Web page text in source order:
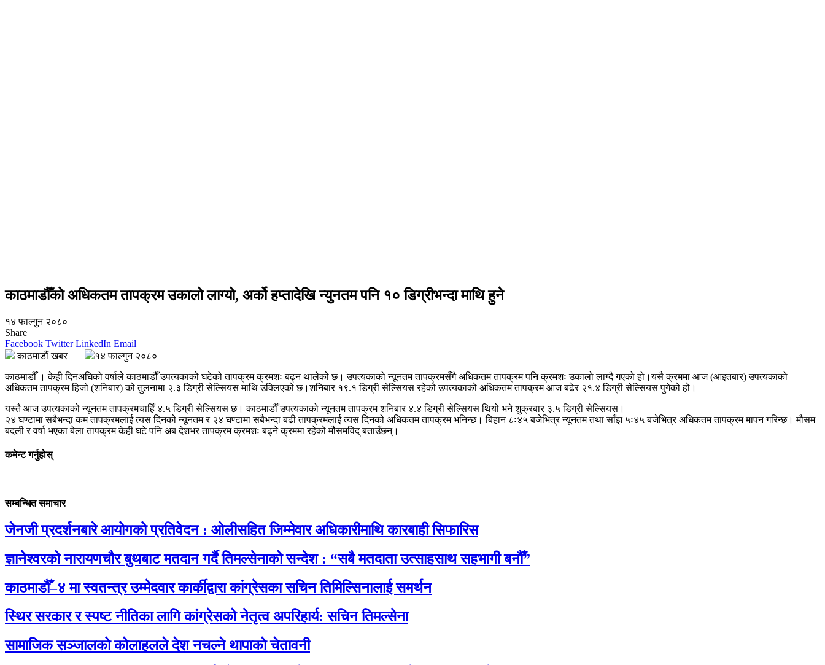
काठमाडौँको अधिकतम तापक्रम उकालो लाग्यो, अर्को हप्तादेखि न्युनतम पनि १० डिग्रीभन्दा माथि हुने
१४ फाल्गुन २०८०
Share
Facebook Twitter LinkedIn Email
काठमाडौं खबर
१४ फाल्गुन २०८०
काठमाडौँ । केही दिनअघिको वर्षाले काठमाडौँ उपत्यकाको घटेको तापक्रम क्रमशः बढ्न थालेको छ। उपत्यकाको न्यूनतम तापक्रमसँगै अधिकतम तापक्रम पनि क्रमशः उकालो लाग्दै गएको हो।यसै क्रममा आज (आइतबार) उपत्यकाको
अधिकतम तापक्रम हिजो (शनिबार) को तुलनामा २.३ डिग्री सेल्सियस माथि उक्लिएको छ।शनिबार १९.१ डिग्री सेल्सियस रहेको उपत्यकाको अधिकतम तापक्रम आज बढेर २१.४ डिग्री सेल्सियस पुगेको हो।
यस्तै आज उपत्यकाको न्यूनतम तापक्रमचाहिँ ४.५ डिग्री सेल्सियस छ। काठमाडौँ उपत्यकाको न्यूनतम तापक्रम शनिबार ४.४ डिग्री सेल्सियस थियो भने शुक्रबार ३.५ डिग्री सेल्सियस।
२४ घण्टामा सबैभन्दा कम तापक्रमलाई त्यस दिनको न्यूनतम र २४ घण्टामा सबैभन्दा बढी तापक्रमलाई त्यस दिनको अधिकतम तापक्रम भनिन्छ। बिहान ८ः४५ बजेभित्र न्यूनतम तथा साँझ ५ः४५ बजेभित्र अधिकतम तापक्रम मापन गरिन्छ। मौसम
बदली र वर्षा भएका बेला तापक्रम केही घटे पनि अब देशभर तापक्रम क्रमशः बढ्ने क्रममा रहेको मौसमविद् बताउँछन्।
कमेन्ट गर्नुहोस्
सम्बन्धित समाचार
जेनजी प्रदर्शनबारे आयोगको प्रतिवेदन : ओलीसहित जिम्मेवार अधिकारीमाथि कारबाही सिफारिस
ज्ञानेश्वरको नारायणचौर बुथबाट मतदान गर्दै तिमल्सेनाको सन्देश : “सबै मतदाता उत्साहसाथ सहभागी बनौँ”
काठमाडौँ–४ मा स्वतन्त्र उम्मेदवार कार्कीद्वारा कांग्रेसका सचिन तिमिल्सिनालाई समर्थन
स्थिर सरकार र स्पष्ट नीतिका लागि कांग्रेसको नेतृत्व अपरिहार्य: सचिन तिमल्सेना
सामाजिक सञ्जालको कोलाहलले देश नचल्ने थापाको चेतावनी